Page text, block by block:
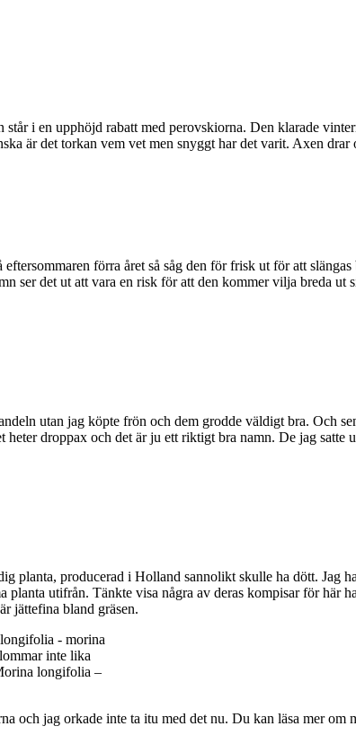
i en upphöjd rabatt med perovskiorna. Den klarade
är det torkan vem vet men snyggt har det varit. Axen drar
förra året så såg den för frisk ut för att
ser det ut att vara en risk för att den kommer vilja breda
utan jag köpte frön och dem grodde väldigt bra. Och
droppax och det är ju ett riktigt bra namn. De jag satte
planta, producerad i Holland sannolikt skulle ha dött. Jag
utifrån. Tänkte visa några av deras kompisar för här
jättefina bland gräsen.
inte lika
longifolia –
och jag orkade inte ta itu med det nu. Du kan läsa mer om